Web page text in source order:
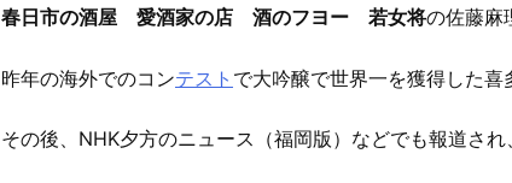
春日市の酒屋 愛酒家の店 酒のフヨー 若女将の佐藤麻
昨年の海外でのコンテスト で大吟醸で世界一を獲得した喜
その後、NHK夕方のニュース（福岡版）などでも報道され